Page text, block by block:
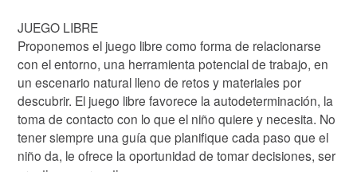
JUEGO LIBRE
Proponemos el juego libre como forma de relacionarse
con el entorno, una herramienta potencial de trabajo, en
un escenario natural lleno de retos y materiales por
descubrir. El juego libre favorece la autodeterminación, la
toma de contacto con lo que el niño quiere y necesita. No
tener siempre una guía que planifique cada paso que el
niño da, le ofrece la oportunidad de tomar decisiones, ser